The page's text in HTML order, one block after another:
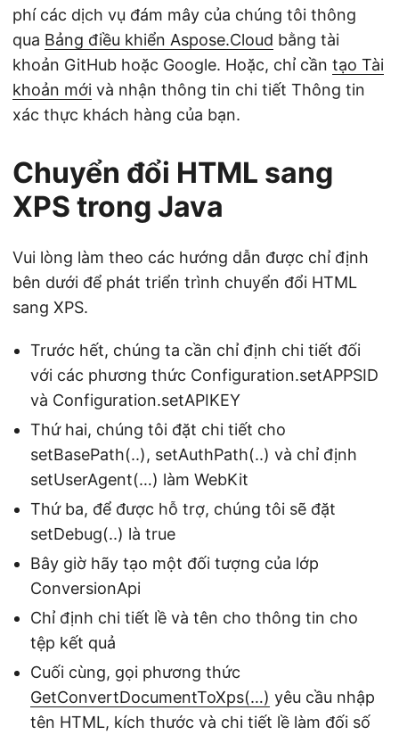
phí các dịch vụ đám mây của chúng tôi thông
qua Bảng điều khiển Aspose.Cloud bằng tài
khoản GitHub hoặc Google. Hoặc, chỉ cần tạo Tài
khoản mới và nhận thông tin chi tiết Thông tin
xác thực khách hàng của bạn.
Chuyển đổi HTML sang
XPS trong Java
Vui lòng làm theo các hướng dẫn được chỉ định
bên dưới để phát triển trình chuyển đổi HTML
sang XPS.
Trước hết, chúng ta cần chỉ định chi tiết đối
với các phương thức Configuration.setAPPSID
và Configuration.setAPIKEY
Thứ hai, chúng tôi đặt chi tiết cho
setBasePath(..), setAuthPath(..) và chỉ định
setUserAgent(…) làm WebKit
Thứ ba, để được hỗ trợ, chúng tôi sẽ đặt
setDebug(..) là true
Bây giờ hãy tạo một đối tượng của lớp
ConversionApi
Chỉ định chi tiết lề và tên cho thông tin cho
tệp kết quả
Cuối cùng, gọi phương thức
GetConvertDocumentToXps(…) yêu cầu nhập
tên HTML, kích thước và chi tiết lề làm đối số